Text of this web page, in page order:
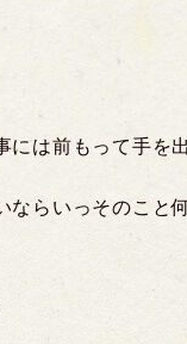
は前もって手を
らいっそのこと